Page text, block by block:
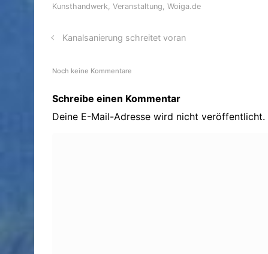
Kunsthandwerk, Veranstaltung, Woiga.de
Kanalsanierung schreitet voran
Noch keine Kommentare
Schreibe einen Kommentar
Deine E-Mail-Adresse wird nicht veröffentlicht.